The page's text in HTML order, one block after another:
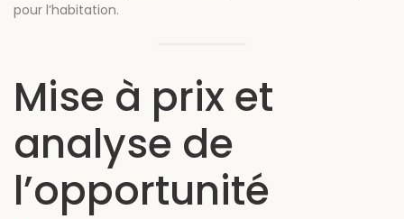
pour l’habitation.
Mise à prix et
analyse de
l’opportunité